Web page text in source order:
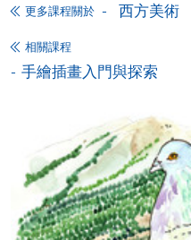
-個別學歷頒授課程
報讀同一學歷頒
個別課程為須報讀同一
交下期學費的學員，提
程設有此服務，課程負
網上支付可通過「繳費靈
VISA 或 Mastercard、「
更多課程關於 西方美術
相關課程
手繪插畫入門與探索